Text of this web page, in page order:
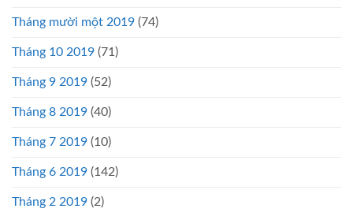
Tháng mười một 2019 (74)
Tháng 10 2019 (71)
Tháng 9 2019 (52)
Tháng 8 2019 (40)
Tháng 7 2019 (10)
Tháng 6 2019 (142)
Tháng 2 2019 (2)